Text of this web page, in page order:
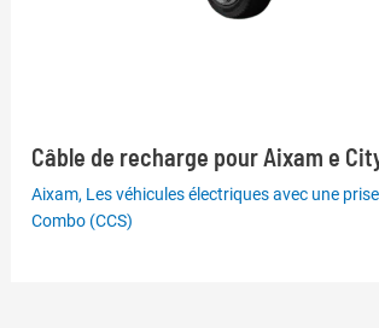
Câble de recharge pour Aixam e
Aixam, Les véhicules électriques avec une
Combo (CCS)